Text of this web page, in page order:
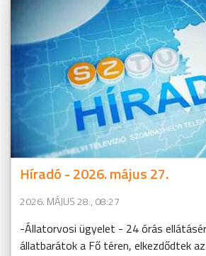
Híradó - 2026. május 27.
2026. MÁJUS 28., 08:27
-Állatorvosi ügyelet - 24 órás
állatbarátok a Fő téren, elkezdődtek